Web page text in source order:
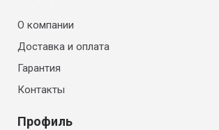
О компании
Доставка и оплата
Гарантия
Контакты
Профиль